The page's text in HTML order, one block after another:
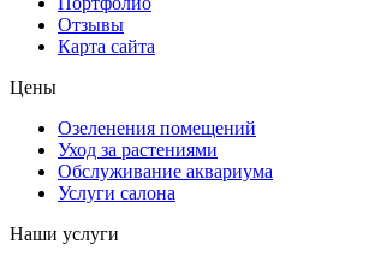
Отзывы
Карта сайта
Цены
Озеленения помещений
Уход за растениями
Обслуживание аквариума
Услуги салона
Наши услуги